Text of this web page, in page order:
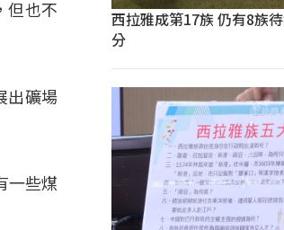
但也不
出礦場
一些煤
西拉雅成第17族 仍有8族
分